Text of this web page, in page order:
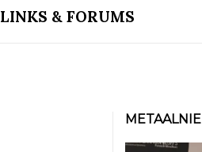
LINKS & FORUMS